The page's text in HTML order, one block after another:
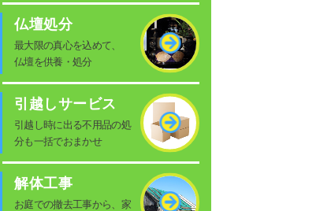
仏壇処分
最大限の真心を込めて、
仏壇を供養・処分
引越しサービス
引越し時に出る不用品の処
分も一括でおまかせ
解体工事
お庭での撤去工事から、家